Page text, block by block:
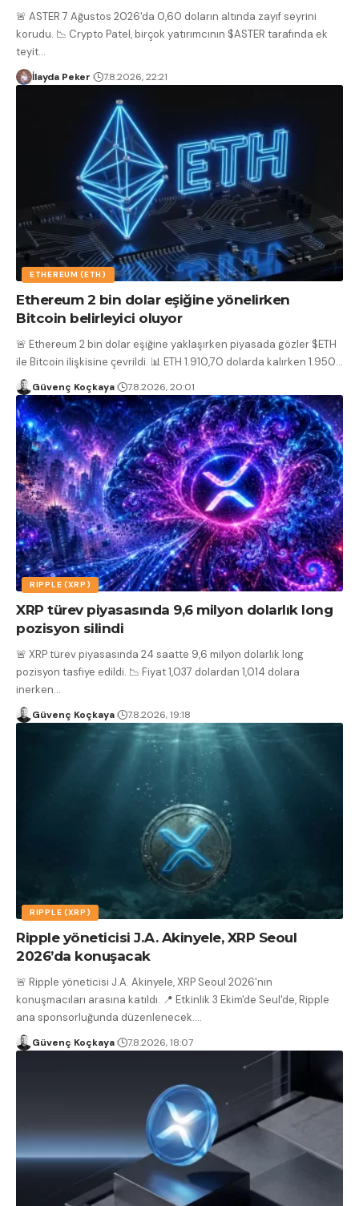
🚨 ASTER 7 Ağustos 2026'da 0,60 doların altında zayıf seyrini
korudu. 📉 Crypto Patel, birçok yatırımcının $ASTER tarafında ek
teyit…
İlayda Peker 7.8.2026, 22:21
ETHEREUM (ETH)
Ethereum 2 bin dolar eşiğine yönelirken
Bitcoin belirleyici oluyor
🚨 Ethereum 2 bin dolar eşiğine yaklaşırken piyasada gözler $ETH
ile Bitcoin ilişkisine çevrildi. 📊 ETH 1.910,70 dolarda kalırken 1.950…
Güvenç Koçkaya 7.8.2026, 20:01
RIPPLE (XRP)
XRP türev piyasasında 9,6 milyon dolarlık long
pozisyon silindi
🚨 XRP türev piyasasında 24 saatte 9,6 milyon dolarlık long
pozisyon tasfiye edildi. 📉 Fiyat 1,037 dolardan 1,014 dolara
inerken…
Güvenç Koçkaya 7.8.2026, 19:18
RIPPLE (XRP)
Ripple yöneticisi J.A. Akinyele, XRP Seoul
2026’da konuşacak
🚨 Ripple yöneticisi J.A. Akinyele, XRP Seoul 2026'nın
konuşmacıları arasına katıldı. 📍 Etkinlik 3 Ekim'de Seul'de, Ripple
ana sponsorluğunda düzenlenecek.…
Güvenç Koçkaya 7.8.2026, 18:07